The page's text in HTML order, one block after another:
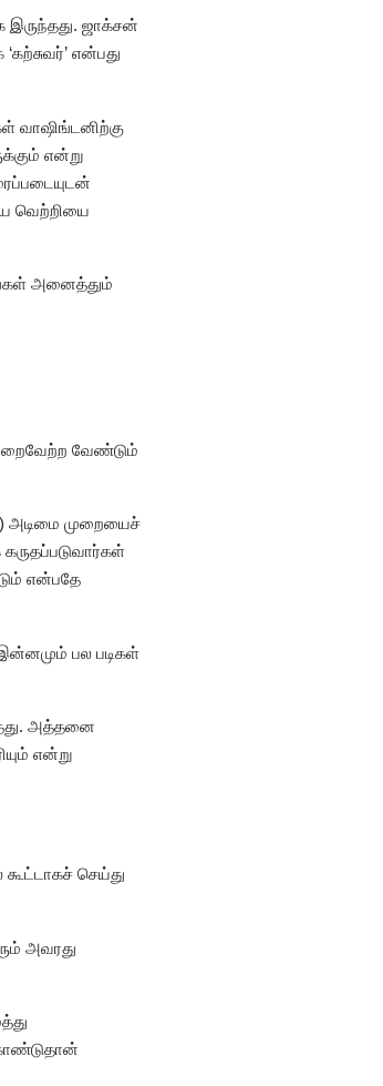
இருந்தது. ஜாக்சன்
என்பது
வாஷிங்டனிற்கு
என்று
வெற்றியை
அனைத்தும்
வேண்டும்
அடிமை முறையைச்
என்பதே
பல படிகள்
அத்தனை
என்று
செய்து
அவரது